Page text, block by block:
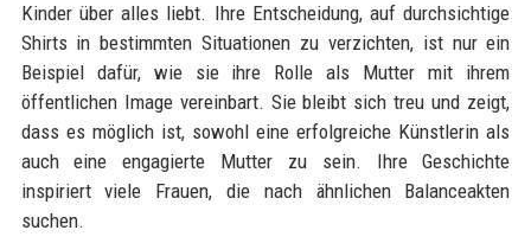
Kinder über alles liebt. Ihre Entscheidung, auf durchsichtige
Shirts in bestimmten Situationen zu verzichten, ist nur ein
Beispiel dafür, wie sie ihre Rolle als Mutter mit ihrem
öffentlichen Image vereinbart. Sie bleibt sich treu und zeigt,
dass es möglich ist, sowohl eine erfolgreiche Künstlerin als
auch eine engagierte Mutter zu sein. Ihre Geschichte
inspiriert viele Frauen, die nach ähnlichen Balanceakten
suchen.